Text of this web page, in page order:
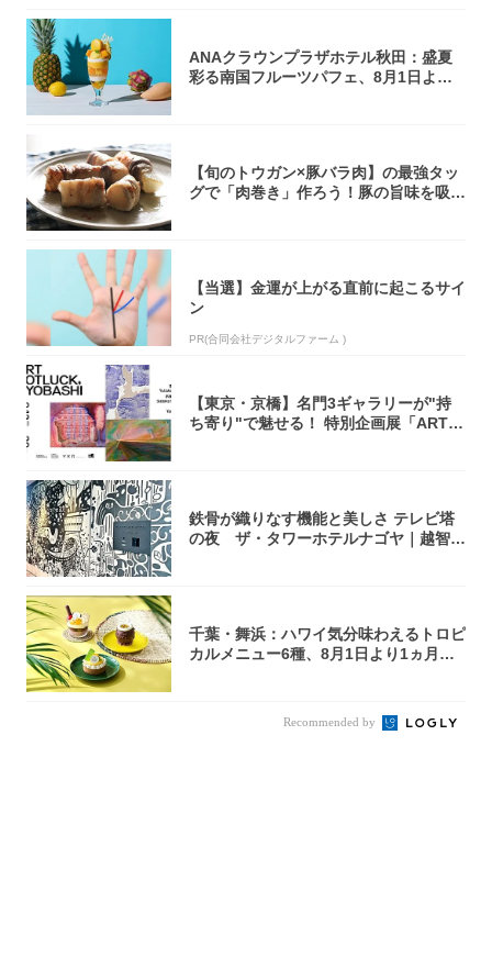
ANAクラウンプラザホテル秋田：盛夏
彩る南国フルーツパフェ、8月1日より1
【旬のトウガン×豚バラ肉】の最強タッ
グで「肉巻き」作ろう！豚の旨味を吸い
【当選】金運が上がる直前に起こるサイ
ン
PR(合同会社デジタルファーム )
【東京・京橋】名門3ギャラリーが"持
ち寄り"で魅せる！ 特別企画展「ART P
鉄骨が織りなす機能と美しさ テレビ塔
の夜 ザ・タワーホテルナゴヤ｜越智月
千葉・舞浜：ハワイ気分味わえるトロピ
カルメニュー6種、8月1日より1ヵ月限
Recommended by